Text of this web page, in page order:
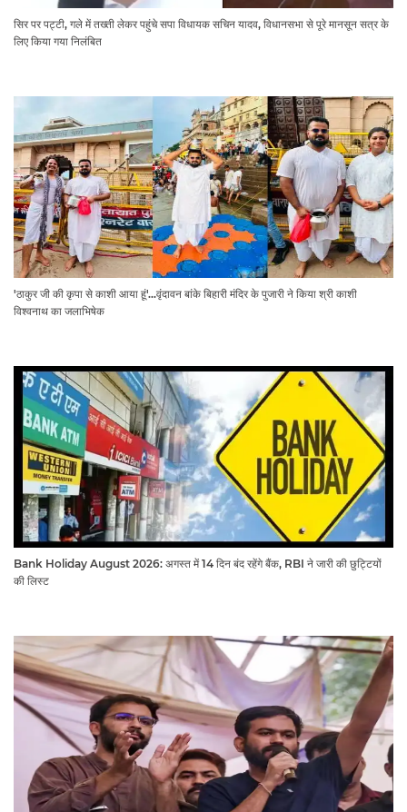
सिर पर पट्टी, गले में तख्ती लेकर पहुंचे सपा विधायक सचिन यादव, विधानसभा से पूरे मानसून सत्र के
लिए किया गया निलंबित
'ठाकुर जी की कृपा से काशी आया हूं'...वृंदावन बांके बिहारी मंदिर के पुजारी ने किया श्री काशी
विश्वनाथ का जलाभिषेक
Bank Holiday August 2026: अगस्त में 14 दिन बंद रहेंगे बैंक, RBI ने जारी की छुट्टियों
की लिस्ट​​​​​​​